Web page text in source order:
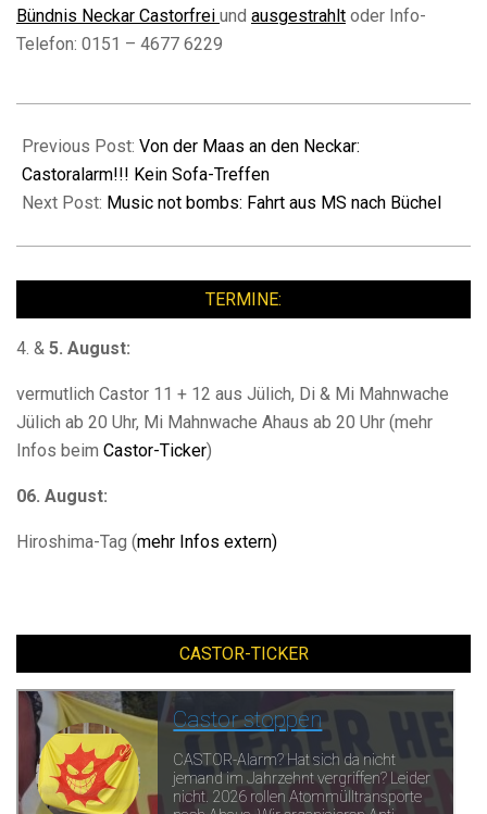
Bündnis Neckar Castorfrei und ausgestrahlt oder Info-
Telefon: 0151 – 4677 6229
06-
28
Previous Post: Von der Maas an den Neckar:
Castoralarm!!! Kein Sofa-Treffen
Next Post: Music not bombs: Fahrt aus MS nach Büchel
TERMINE:
4. & 5. August:
vermutlich Castor 11 + 12 aus Jülich, Di & Mi Mahnwache
Jülich ab 20 Uhr, Mi Mahnwache Ahaus ab 20 Uhr (mehr
Infos beim Castor-Ticker)
06. August:
Hiroshima-Tag (mehr Infos extern)
CASTOR-TICKER